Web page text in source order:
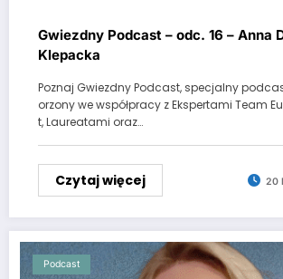
Gwiezdny Podcast – odc. 16 – Anna
Klepacka
Poznaj Gwiezdny Podcast, specjalny
orzony we współpracy z Ekspertami Team
t, Laureatami oraz…
Czytaj więcej 20
Podcast